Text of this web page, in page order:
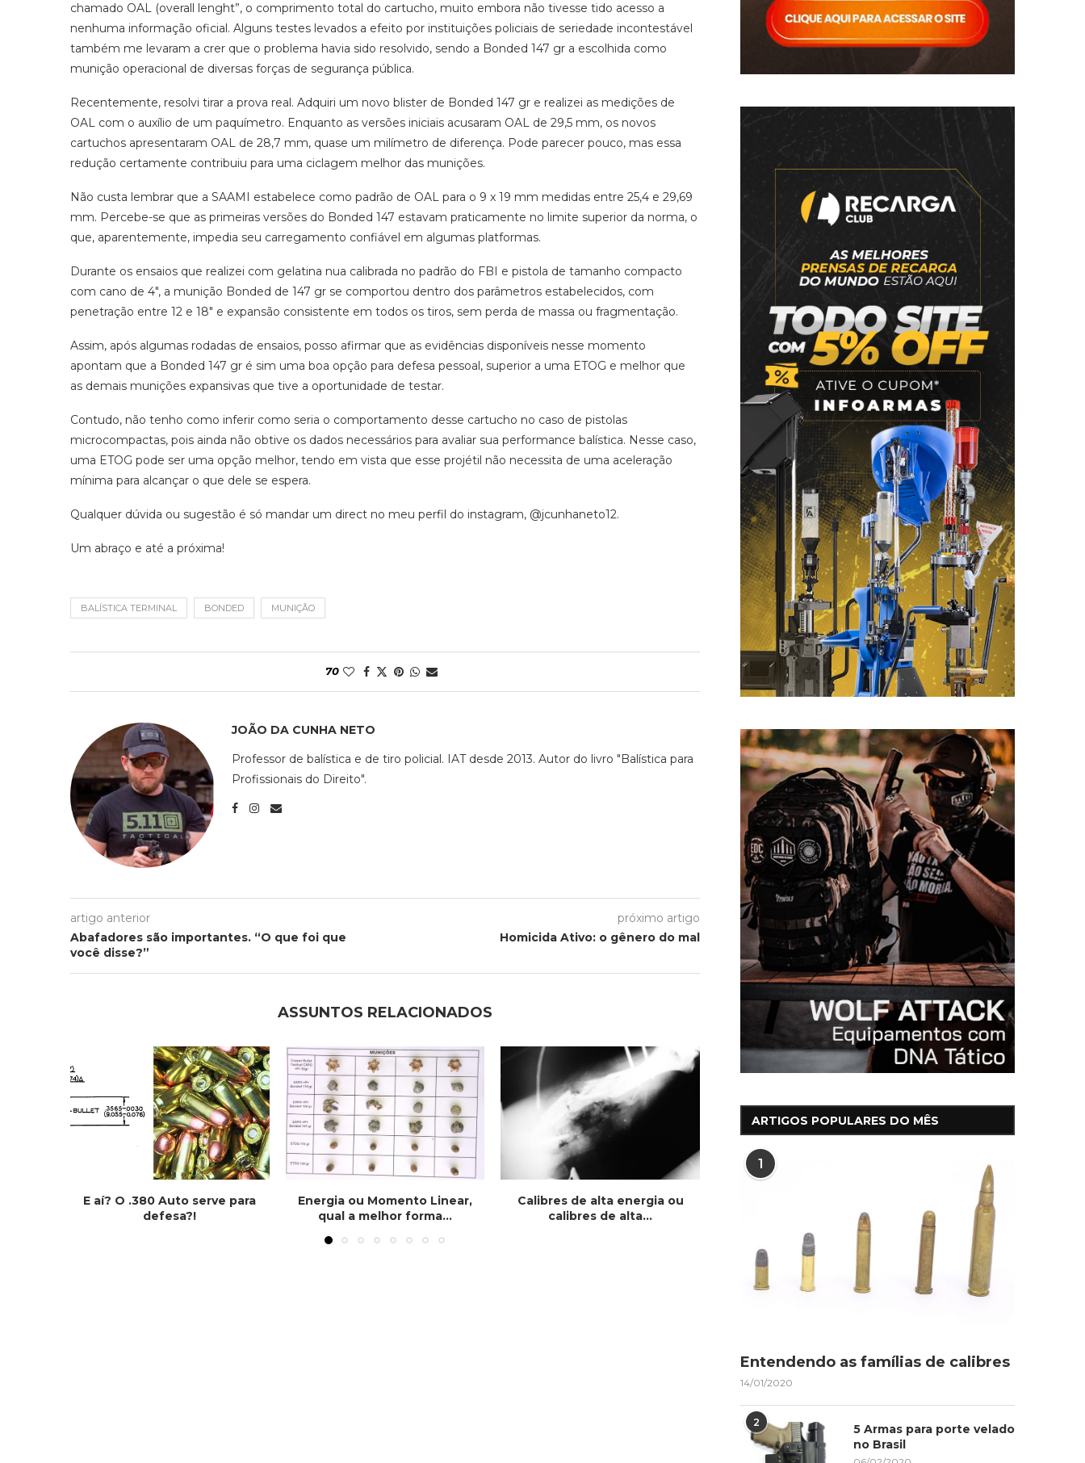
chamado OAL (overall lenght”, o comprimento total do cartucho, muito embora não tivesse tido acesso a
nenhuma informação oficial. Alguns testes levados a efeito por instituições policiais de seriedade incontestável
também me levaram a crer que o problema havia sido resolvido, sendo a Bonded 147 gr a escolhida como
munição operacional de diversas forças de segurança pública.
Recentemente, resolvi tirar a prova real. Adquiri um novo blister de Bonded 147 gr e realizei as medições de
OAL com o auxílio de um paquímetro. Enquanto as versões iniciais acusaram OAL de 29,5 mm, os novos
cartuchos apresentaram OAL de 28,7 mm, quase um milímetro de diferença. Pode parecer pouco, mas essa
redução certamente contribuiu para uma ciclagem melhor das munições.
Não custa lembrar que a SAAMI estabelece como padrão de OAL para o 9 x 19 mm medidas entre 25,4 e 29,69
mm. Percebe-se que as primeiras versões do Bonded 147 estavam praticamente no limite superior da norma, o
que, aparentemente, impedia seu carregamento confiável em algumas platformas.
Durante os ensaios que realizei com gelatina nua calibrada no padrão do FBI e pistola de tamanho compacto
com cano de 4″, a munição Bonded de 147 gr se comportou dentro dos parâmetros estabelecidos, com
penetração entre 12 e 18″ e expansão consistente em todos os tiros, sem perda de massa ou fragmentação.
Assim, após algumas rodadas de ensaios, posso afirmar que as evidências disponíveis nesse momento
apontam que a Bonded 147 gr é sim uma boa opção para defesa pessoal, superior a uma ETOG e melhor que
as demais munições expansivas que tive a oportunidade de testar.
Contudo, não tenho como inferir como seria o comportamento desse cartucho no caso de pistolas
microcompactas, pois ainda não obtive os dados necessários para avaliar sua performance balística. Nesse caso,
uma ETOG pode ser uma opção melhor, tendo em vista que esse projétil não necessita de uma aceleração
mínima para alcançar o que dele se espera.
Qualquer dúvida ou sugestão é só mandar um direct no meu perfil do instagram, @jcunhaneto12.
Um abraço e até a próxima!
BALÍSTICA TERMINAL BONDED MUNIÇÃO
70
JOÃO DA CUNHA NETO
Professor de balística e de tiro policial. IAT desde 2013. Autor do livro "Balística para
Profissionais do Direito".
artigo anterior
Abafadores são importantes. “O que foi que
você disse?”
próximo artigo
Homicida Ativo: o gênero do mal
ASSUNTOS RELACIONADOS
E aí? O .380 Auto serve para
defesa?!
Energia ou Momento Linear,
qual a melhor forma...
Calibres de alta energia ou
calibres de alta...
O melhor calibre
ARTIGOS POPULARES DO MÊS
1
Entendendo as famílias de calibres
14/01/2020
2
5 Armas para porte velado
no Brasil